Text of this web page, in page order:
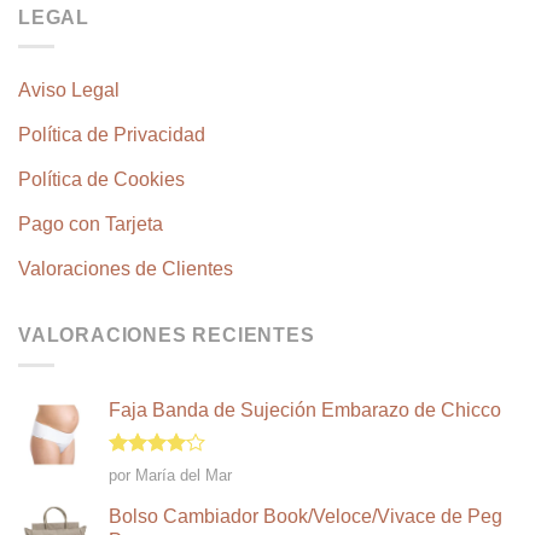
LEGAL
Aviso Legal
Política de Privacidad
Política de Cookies
Pago con Tarjeta
Valoraciones de Clientes
VALORACIONES RECIENTES
Faja Banda de Sujeción Embarazo de Chicco
Valorado
en
5
por María del Mar
Bolso Cambiador Book/Veloce/Vivace de Peg